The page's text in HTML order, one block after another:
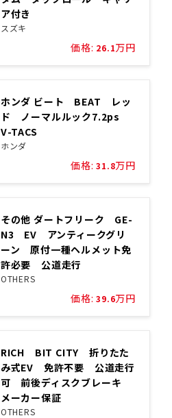
ア付き
スズキ
価格: 26.1万円
ホンダ ビート BEAT レッ
ド ノーマルルック7.2ps
V-TACS
ホンダ
価格: 31.8万円
その他 ダートフリーク GE-
N3 EV アンティークグリ
ーン 原付一種ヘルメット免
許必要 公道走行
OTHERS
価格: 39.6万円
RICH BIT CITY 折りたた
み式EV 免許不要 公道走行
可 前後ディスクブレーキ
メーカー保証
OTHERS